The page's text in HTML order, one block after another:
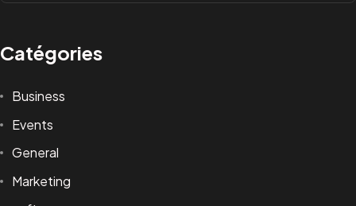
Catégories
Business
Events
General
Marketing